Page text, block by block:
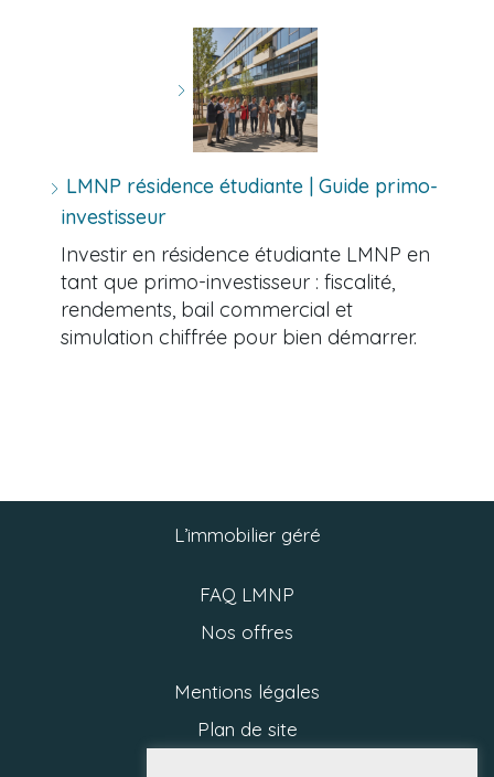
LMNP résidence étudiante | Guide primo-
investisseur
Investir en résidence étudiante LMNP en
tant que primo-investisseur : fiscalité,
rendements, bail commercial et
simulation chiffrée pour bien démarrer.
L’immobilier géré
FAQ LMNP
Nos offres
Mentions légales
Plan de site